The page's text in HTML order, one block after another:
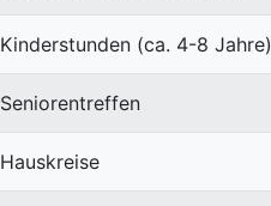
Kinderstunden (ca. 4-8 Jahre)
Seniorentreffen
Hauskreise